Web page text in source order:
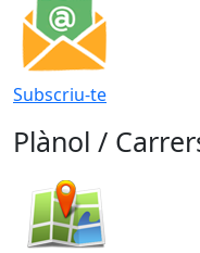
Subscriu-te
Plànol /